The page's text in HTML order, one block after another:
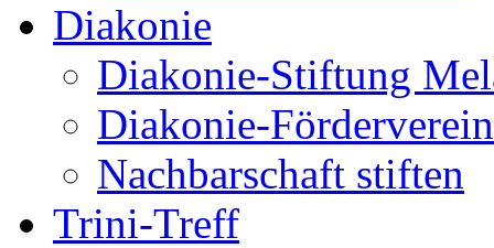
Diakonie
Diakonie-Stiftung
Diakonie-
Nachbarschaft stiften
Trini-Treff